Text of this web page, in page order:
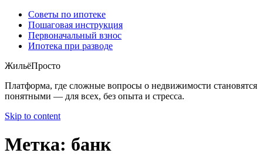
Советы по ипотеке
Пошаговая инструкция
Первоначальный взнос
Ипотека при разводе
ЖильёПросто
Платформа, где сложные вопросы о недвижимости становятся
понятными — для всех, без опыта и стресса.
Skip to content
Метка: банк